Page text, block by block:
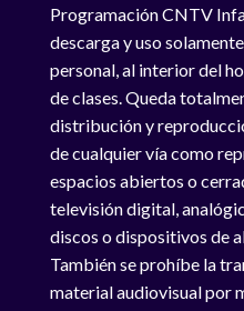
Programación CNTV
descarga y uso
personal, al interior del
de clases. Queda
distribución y
de cualquier vía como
espacios abiertos o
televisión digital,
discos o dispositivos de
También se prohíbe la
material audiovisual por